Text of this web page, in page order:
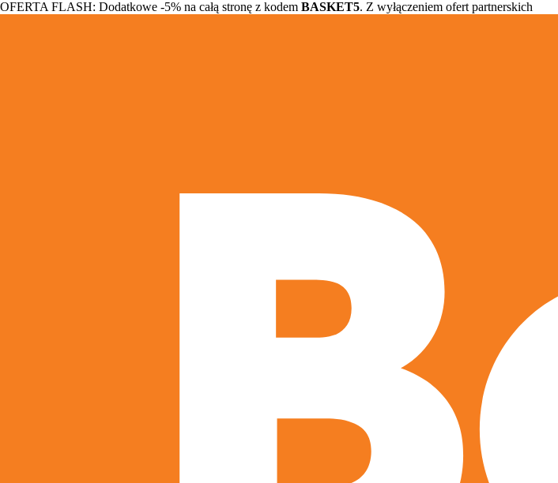
OFERTA FLASH: Dodatkowe -5% na całą stronę z kodem BASKET5. Z wyłączeniem ofert partnerskich